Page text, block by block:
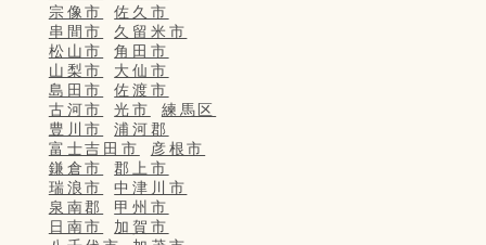
宗像市
佐久市
串間市
久留米市
松山市
角田市
山梨市
大仙市
島田市
佐渡市
古河市
光市
練馬区
豊川市
浦河郡
富士吉田市
彦根市
鎌倉市
郡上市
瑞浪市
中津川市
泉南郡
甲州市
日南市
加賀市